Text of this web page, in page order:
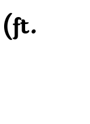
(ft.